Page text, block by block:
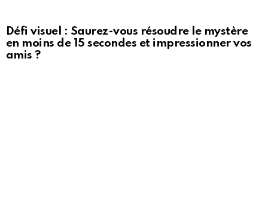
Défi visuel : Saurez-vous résoudre le mystère
en moins de 15 secondes et impressionner vos
amis ?